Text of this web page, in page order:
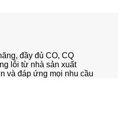
đầy đủ CO, CQ
lỗi từ nhà sản xuất
và đáp ứng mọi nhu cầu